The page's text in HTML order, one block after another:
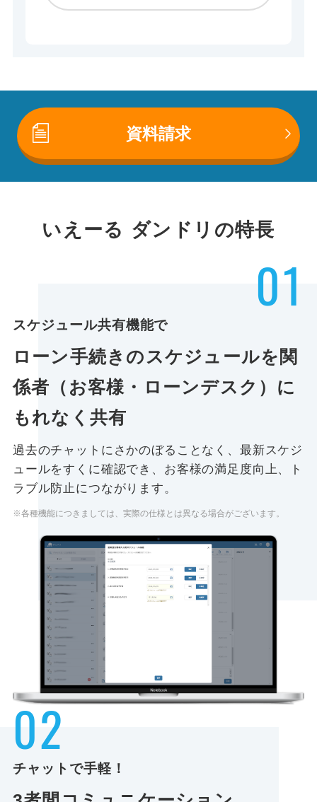
資料請求
いえーる ダンドリの特長
01
スケジュール共有機能で
ローン手続きのスケジュールを関
係者（お客様・ローンデスク）に
もれなく共有
過去のチャットにさかのぼることなく、最新スケジ
ュールをすくに確認でき、お客様の満足度向上、ト
ラブル防止につながります。
※各種機能につきましては、実際の仕様とは異なる場合がございます。
02
チャットで手軽！